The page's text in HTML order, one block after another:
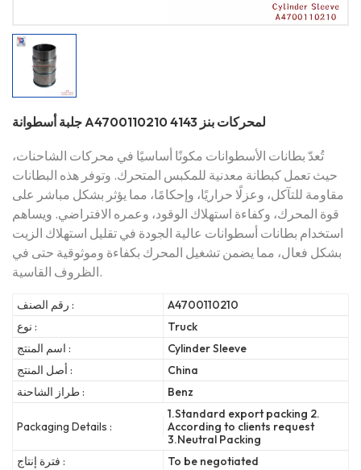
جلبة أسطوانة A4700110210 لمحركات بنز 4143
تُعدّ بطانات الأسطوانات مكونًا أساسيًا في محركات الشاحنات،
حيث تعمل كبطانة معدنية للمكبس المتحرك. وتوفر هذه البطانات
مقاومة للتآكل، وعزلًا حراريًا، وإحكامًا، مما يؤثر بشكل مباشر على
قوة المحرك، وكفاءة استهلاك الوقود، وعمره الافتراضي. ويساهم
استخدام بطانات أسطوانات عالية الجودة في تقليل استهلاك الزيت
بشكل فعال، مما يضمن تشغيل المحرك بكفاءة وموثوقية حتى في
الظروف القاسية.
رقم الصنف :
A4700110210
نوع :
Truck
اسم المنتج :
Cylinder Sleeve
أصل المنتج :
China
طراز الشاحنة :
Benz
Packaging Details :
1.Standard export packing 2.
According to clients request
3.Neutral Packing
فترة إنتاج :
To be negotiated